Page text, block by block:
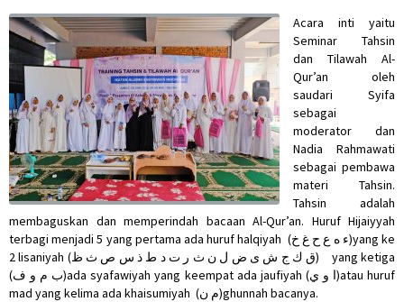
Acara inti yaitu
Seminar Tahsin
dan Tilawah Al-
Qur’an oleh
saudari Syifa
sebagai
moderator dan
Nadia Rahmawati
sebagai pembawa
materi Tahsin.
Tahsin adalah
membaguskan dan memperindah bacaan Al-Qur’an. Huruf Hijaiyyah
terbagi menjadi 5 yang pertama ada huruf halqiyah (ء ه ع ح غ خ)yang ke
2 lisaniyah (ق ك ج ش ى ض ل ن ث ر ت د ط ذ س ص ث ظ) yang ketiga
(ب م و ف)ada syafawiyah yang keempat ada jaufiyah (ا و ي)atau huruf
mad yang kelima ada khaisumiyah (م ن)ghunnah bacanya.